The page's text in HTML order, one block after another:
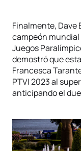
Finalmente, Dave
campeón
Juegos
demostró que
Francesca
PTVI 2023 al
anticipando el